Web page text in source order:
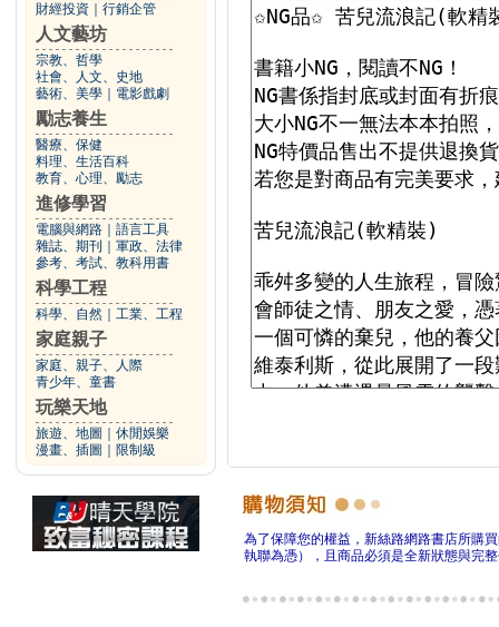
財經投資 行銷企管
人文藝坊
宗教、哲學
社會、人文、史地
藝術、美學
電影戲劇
勵志養生
醫療、保健
料理、生活百科
教育、心理、勵志
進修學習
電腦與網路
語言工具
雜誌、期刊
軍政、法律
參考、考試、教科用書
科學工程
科學、自然 工業、工程
家庭親子
家庭、親子、人際
青少年、童書
玩樂天地
旅遊、地圖
休閒娛樂
漫畫、插圖
限制級
為了保障您的權益，新絲路網路書店所購
執聯為憑），且商品必須是全新狀態與完